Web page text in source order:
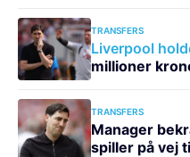
TRANSFERS
Liverpool
millioner
TRANSFERS
Manager
spiller på vej